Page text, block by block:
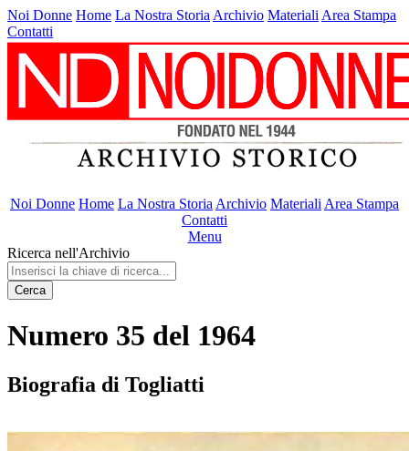
Noi Donne Home La Nostra Storia Archivio Materiali Area Stampa
Contatti
Noi Donne Home La Nostra Storia Archivio Materiali Area Stampa
Contatti
Menu
Ricerca nell'Archivio
Cerca
Numero 35 del 1964
Biografia di Togliatti